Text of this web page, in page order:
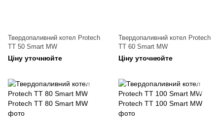
Твердопаливний котел Protech
ТТ 50 Smart MW
Ціну уточнюйте
Твердопаливний котел Protech
ТТ 60 Smart MW
Ціну уточнюйте